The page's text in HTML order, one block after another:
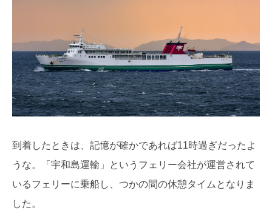
到着したときは、記憶が確かであれば11時過ぎだったよ
うな。「宇和島運輸」というフェリー会社が運営されて
いるフェリーに乗船し、つかの間の休憩タイムとなりま
した。